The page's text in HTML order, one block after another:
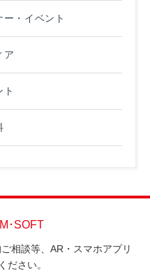
ー・イベント
ア
ト
相談等、AR・スマホアプリ
ださい。